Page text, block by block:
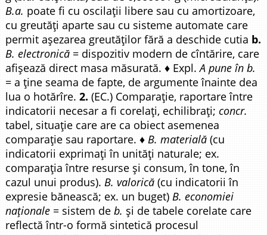
B.a. poate fi cu oscilații libere sau cu amortizoare,
cu greutăți aparte sau cu sisteme automate care
permit așezarea greutăților fără a deschide cutia b.
B. electronică = dispozitiv modern de cîntărire, care
afișează direct masa măsurată. ♦ Expl.A pune în b.
= a ține seama de fapte, de argumente înainte dea
lua o hotărîre.2. (EC.) Comparație, raportare între
indicatorii necesar a fi corelați, echilibrați;concr.
tabel, situație care are ca obiect asemenea
comparație sau raportare. ♦B. materială (cu
indicatorii exprimați în unități naturale; ex.
comparația între resurse și consum, în tone, în
cazul unui produs).B. valorică (cu indicatorii în
expresie bănească; ex. un buget)B. economiei
naționale = sistem deb. și de tabele corelate care
reflectă într-o formă sintetică procesul